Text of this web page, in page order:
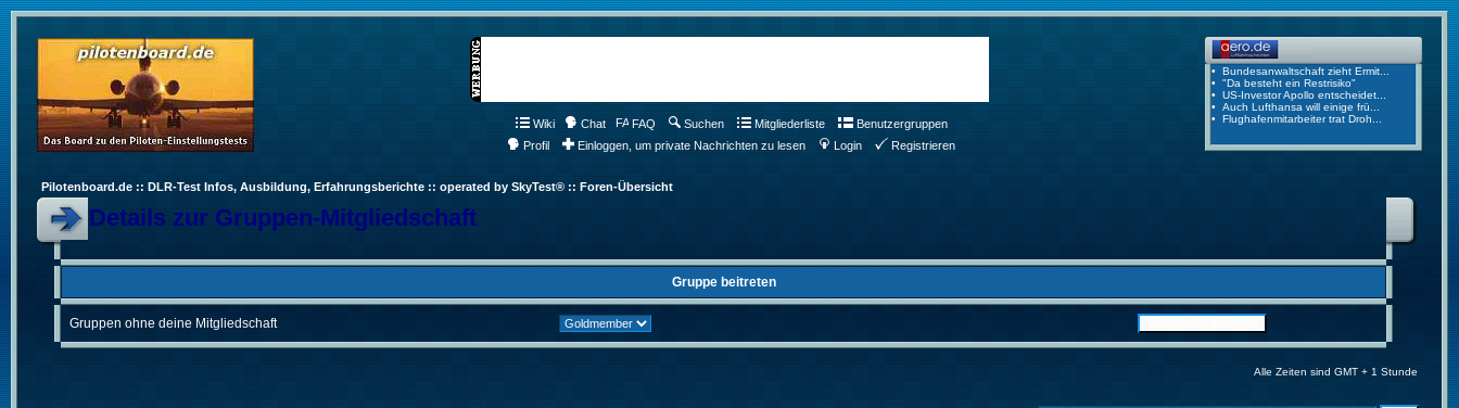
Wiki Chat FAQ Suchen Mitgliederliste
Benutzergruppen
Profil
Einloggen, um private Nachrichten zu lesen Login Registrieren
Pilotenboard.de :: DLR-Test Infos, Ausbildung, Erfahrungsberichte :: operated by SkyTest® :: Foren-Übersicht
Details zur Gruppen-Mitgliedschaft
Gruppe beitreten
Gruppen ohne deine Mitgliedschaft
Alle Zeiten sind GMT + 1 Stunde